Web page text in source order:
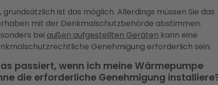
grundsätzlich ist das möglich. Allerdings müssen Sie das
mit der Denkmalschutzbehörde abstimmen.
bei außen aufgestellten Geräten kann eine
Genehmigung erforderlich sein.
passiert, wenn ich meine Wärmepumpe
die erforderliche Genehmigung